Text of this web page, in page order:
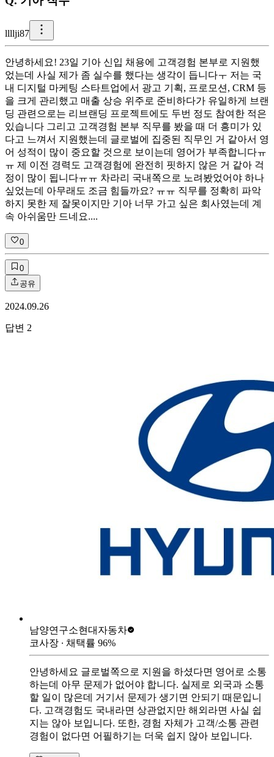
llllji87
안녕하세요! 23일 기아 신입 채용에 고객경험 본부로 지원했
었는데 사실 제가 좀 실수를 했다는 생각이 듭니다ㅜ 저는 국
내 디지털 마케팅 스타트업에서 광고 기획, 프로모션, CRM 등
을 크게 관리했고 매출 상승 위주로 준비하다가 유일하게 브랜
딩 관련으로는 리브랜딩 프로젝트에도 두번 정도 참여한 적은
있습니다 그리고 고객경험 본부 직무를 봤을 때 더 흥미가 있
다고 느껴서 지원했는데 글로벌에 집중된 직무인 거 같아서 영
어 성적이 많이 중요할 것으로 보이는데 영어가 부족합니다ㅠ
ㅠ 제 이전 경력도 고객경험에 완전히 핏하지 않은 거 같아 걱
정이 많이 됩니다ㅠㅠ 차라리 국내쪽으로 노려봤었어야 하나
싶었는데 아무래도 조금 힘들까요? ㅠㅠ 직무를 정확히 파악
하지 못한 제 잘못이지만 기아 너무 가고 싶은 회사였는데 계
속 아쉬움만 드네요....
0
0
공유
2024.09.26
답변 2
남양연구소현대자동차
코사장 ∙ 채택률 96%
안녕하세요 글로벌쪽으로 지원을 하셨다면 영어로 소통
하는데 아무 문제가 없어야 합니다. 실제로 외국과 소통
할 일이 많은데 거기서 문제가 생기면 안되기 때문입니
다. 고객경험도 국내라면 상관없지만 해외라면 사실 쉽
지는 않아 보입니다. 또한, 경험 자체가 고객/소통 관련
경험이 없다면 어필하기는 더욱 쉽지 않아 보입니다.